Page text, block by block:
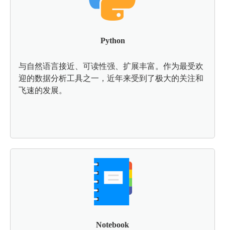
Python
与自然语言接近、可读性强、扩展丰富。作为最受欢
迎的数据分析工具之一，近年来受到了极大的关注和
飞速的发展。
Notebook